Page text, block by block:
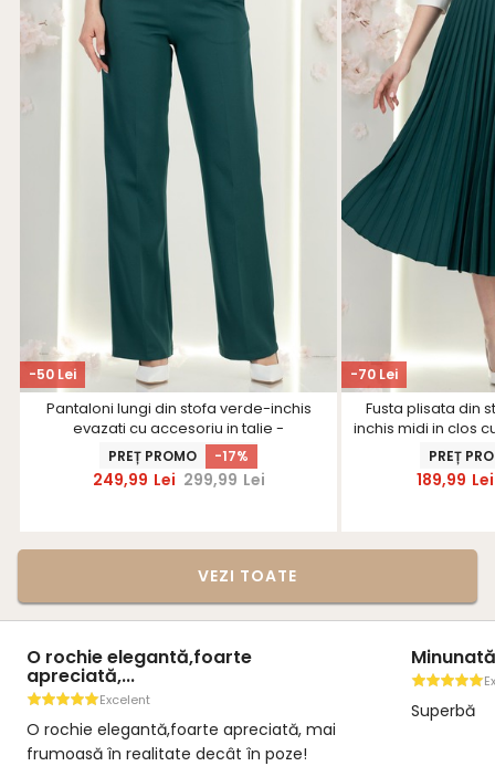
-50 Lei
Pantaloni lungi din stofa verde-inchis
evazati cu accesoriu in talie -
StarShinerS
PREȚ PROMO -17%
249,99 Lei 299,99 Lei
-70 Lei
Fusta plisata din
inchis midi in clos
talie -
PREȚ
189,99 Lei
VEZI TOATE
O rochie elegantă,foarte
apreciată,...
Excelent
O rochie elegantă,foarte apreciată, mai
frumoasă în realitate decât în poze!
Minunată
Superbă